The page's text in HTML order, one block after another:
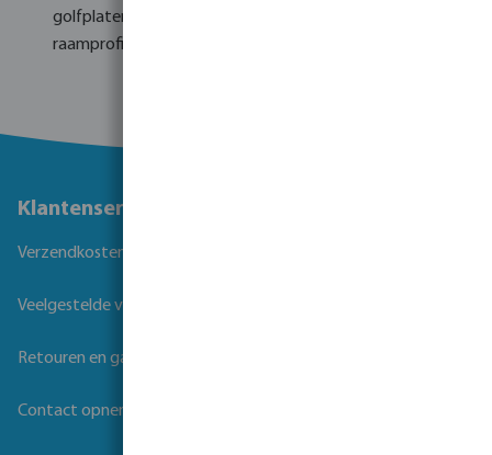
golfplaten, jerrycans, vuilniszakken, zaagsel, koffiebekers,
raamprofielen, e.d.
Klantenservice
Verzendkosten
Veelgestelde vragen
Retouren en garantie
Contact opnemen